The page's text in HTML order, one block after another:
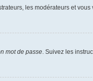
les modérateurs et vous
mot de passe . Suivez les